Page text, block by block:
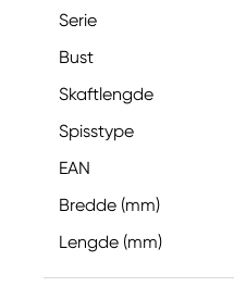
Serie
Bust
Skaftlengde
Spisstype
EAN
Bredde (mm)
Lengde (mm)